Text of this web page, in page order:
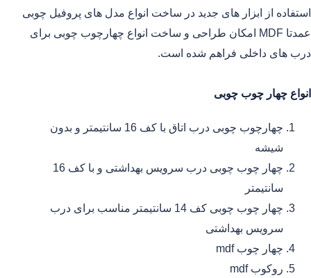
استفاده از ابزار های جدید در ساخت انواع مدل های پروفیل چوبی
عمدتا MDF امکان طراحی و ساخت انواع چهارچوب چوبی برای
درب های داخلی فراهم شده است.
انواع چهار چوب چوبی
چهارچوب چوبی درب اتاق با کف 16 سانتیمتر و بدون
شیشه
چهار چوب چوبی درب سرویس بهداشتی و با کف 16
سانتیمتر
چهار چوب چوبی کف 14 سانتیمتر مناسب برای درب
سرویس بهداشتی
چهار چوب mdf
روکوب mdf